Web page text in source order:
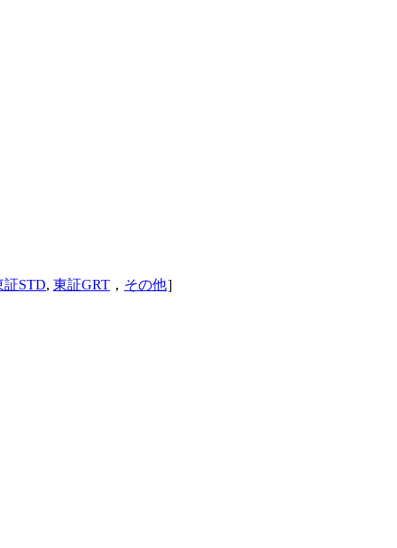
証STD, 東証GRT ， その他］